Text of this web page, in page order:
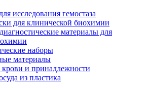
исследования гемостаза
для клинической биохимии
материалы для
наборы
материалы
и принадлежности
из пластика